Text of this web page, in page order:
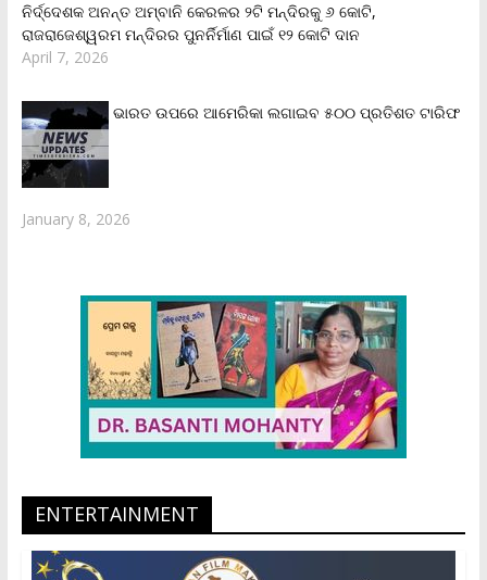
ନିର୍ଦ୍ଦେଶକ ଅନନ୍ତ ଅମ୍ବାନି କେରଳର ୨ଟି ମନ୍ଦିରକୁ ୬ କୋଟି,
ରାଜରାଜେଶ୍ୱରମ ମନ୍ଦିରର ପୁନର୍ନିର୍ମାଣ ପାଇଁ ୧୨ କୋଟି ଦାନ
April 7, 2026
ଭାରତ ଉପରେ ଆମେରିକା ଲଗାଇବ ୫୦୦ ପ୍ରତିଶତ ଟାରିଫ
January 8, 2026
ENTERTAINMENT